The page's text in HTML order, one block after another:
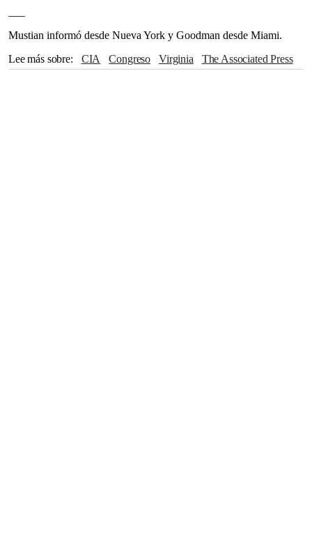
Mustian informó desde Nueva York y Goodman desde Miami.
Lee más sobre
CIA Congreso Virginia
The Associated Press